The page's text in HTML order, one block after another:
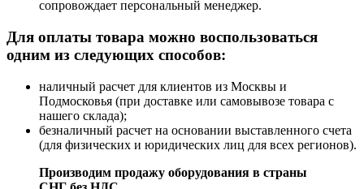
сопровождает персональный менеджер.
Для оплаты товара можно воспользоваться
одним из следующих способов:
наличный расчет для клиентов из Москвы и
Подмосковья (при доставке или самовывозе товара с
нашего склада);
безналичный расчет на основании выставленного счета
(для физических и юридических лиц для всех регионов).
Производим продажу оборудования в страны